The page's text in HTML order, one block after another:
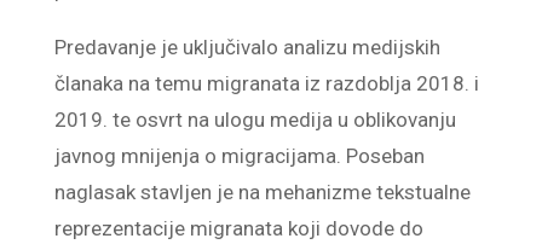
Predavanje je uključivalo analizu medijskih
članaka na temu migranata iz razdoblja 2018. i
2019. te osvrt na ulogu medija u oblikovanju
javnog mnijenja o migracijama. Poseban
naglasak stavljen je na mehanizme tekstualne
reprezentacije migranata koji dovode do